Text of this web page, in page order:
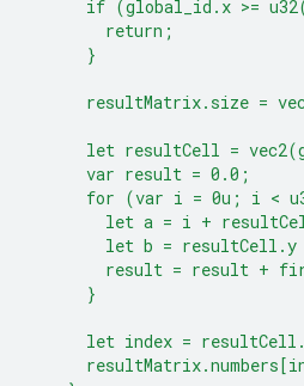
if (global_id.x >=
        return;
      }
resultMatrix.size =
let resultCell =
      var result = 0.0;
for (var i = 0u; i <
let a = i +
let b =
result = result +
      }
let index =